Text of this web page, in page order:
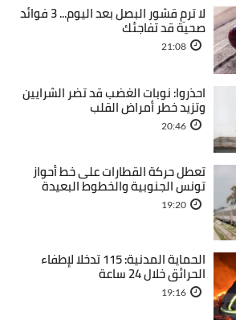
لا ترمِ قشور البصل بعد اليوم... 3 فوائد
صحية قد تفاجئك
21:08
احذروا: نوبات الغضب قد تضر الشرايين
وتزيد خطر أمراض القلب
20:46
تعطل حركة القطارات على خط أحواز
تونس الجنوبية والخطوط البعيدة
19:20
الحماية المدنية: 115 تدخلا لإطفاء
الحرائق خلال 24 ساعة
19:16